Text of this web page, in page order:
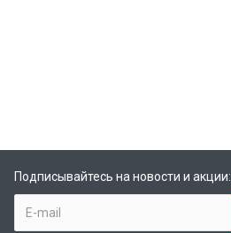
Подписывайтесь на новости и акции: